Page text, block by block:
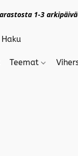
1-3
Teemat